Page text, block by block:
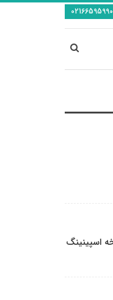
اسپینینگ